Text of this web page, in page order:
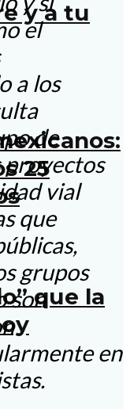
y a tu
25
que la
el
a los
de
proyectos
vial
que
grupos
son
en